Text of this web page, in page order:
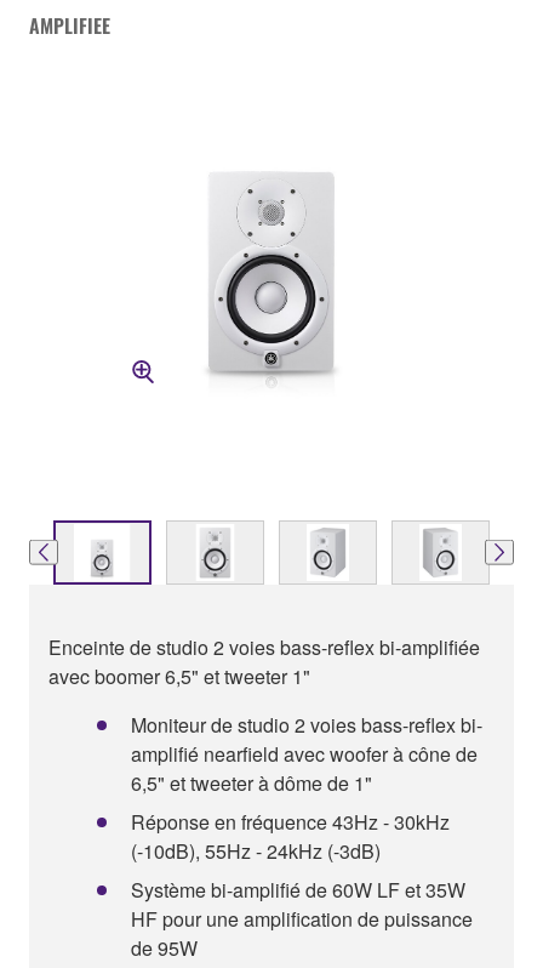
AMPLIFIEE
Enceinte de studio 2 voies bass-reflex bi-amplifiée
avec boomer 6,5" et tweeter 1"
Moniteur de studio 2 voies bass-reflex bi-
amplifié nearfield avec woofer à cône de
6,5" et tweeter à dôme de 1"
Réponse en fréquence 43Hz - 30kHz
(-10dB), 55Hz - 24kHz (-3dB)
Système bi-amplifié de 60W LF et 35W
HF pour une amplification de puissance
de 95W